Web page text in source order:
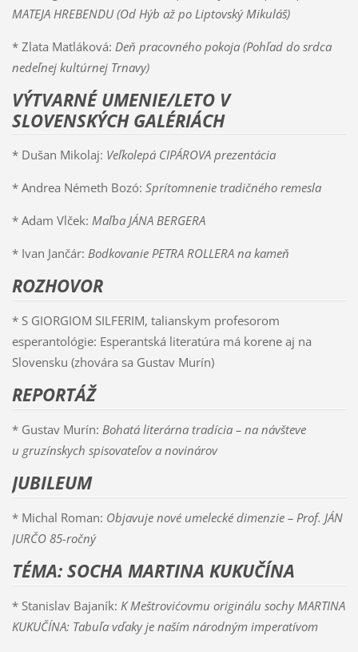
MATEJA HREBENDU (Od Hýb až po Liptovský Mikuláš)
* Zlata Matláková: Deň pracovného pokoja (Pohľad do srdca
nedeľnej kultúrnej Trnavy)
VÝTVARNÉ UMENIE/LETO V
SLOVENSKÝCH GALÉRIÁCH
* Dušan Mikolaj: Veľkolepá CIPÁROVA prezentácia
* Andrea Németh Bozó: Sprítomnenie tradičného remesla
* Adam Vlček: Maľba JÁNA BERGERA
* Ivan Jančár: Bodkovanie PETRA ROLLERAna kameň
ROZHOVOR
* S GIORGIOM SILFERIM, talianskym profesorom
esperantológie: Esperantská literatúra má korene aj na
Slovensku (zhovára sa Gustav Murín)
REPORTÁŽ
* Gustav Murín: Bohatá literárna tradícia – na návšteve
u gruzínskych spisovateľov a novinárov
JUBILEUM
* Michal Roman: Objavuje nové umelecké dimenzie – Prof. JÁN
JURČO 85-ročný
TÉMA: SOCHA MARTINA KUKUČÍNA
* Stanislav Bajaník: K Meštrovićovmu originálu sochy MARTINA
KUKUČÍNA: Tabuľa vďaky je naším národným imperatívom